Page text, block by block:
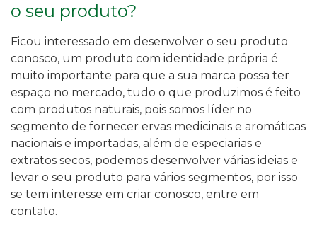
o seu produto?
Ficou interessado em desenvolver o seu produto
conosco, um produto com identidade própria é
muito importante para que a sua marca possa ter
espaço no mercado, tudo o que produzimos é feito
com produtos naturais, pois somos líder no
segmento de fornecer ervas medicinais e aromáticas
nacionais e importadas, além de especiarias e
extratos secos, podemos desenvolver várias ideias e
levar o seu produto para vários segmentos, por isso
se tem interesse em criar conosco, entre em
contato.